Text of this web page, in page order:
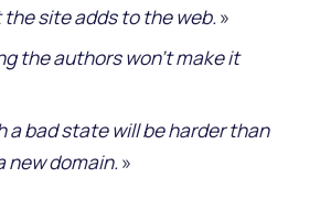
site adds to the web.»
the authors won’t make it
a bad state will be harder than
new domain.»